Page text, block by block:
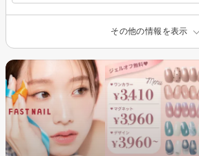
その他の情報を表示